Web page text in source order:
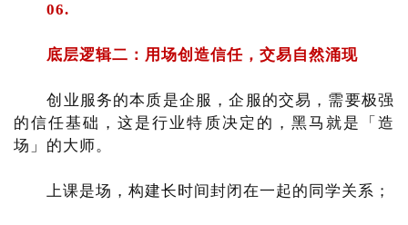
06.
底层逻辑二：用场创造信任，交易自然涌现
创业服务的本质是企服，企服的交易，需要极强
的信任基础，这是行业特质决定的，黑马就是「造
场」的大师。
上课是场，构建长时间封闭在一起的同学关系；